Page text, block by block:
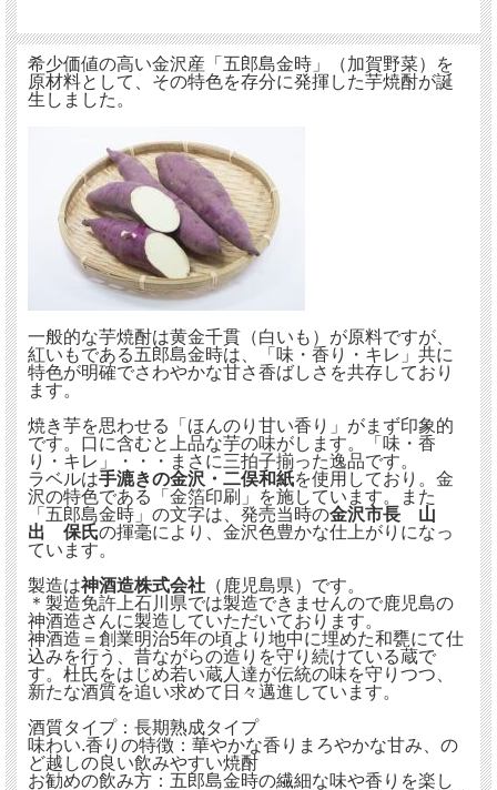
希少価値の高い金沢産「五郎島金時」（加賀野菜）を
原材料として、その特色を存分に発揮した芋焼酎が誕
生しました。
一般的な芋焼酎は黄金千貫（白いも）が原料ですが、
紅いもである五郎島金時は、「味・香り・キレ」共に
特色が明確でさわやかな甘さ香ばしさを共存しており
ます。
焼き芋を思わせる「ほんのり甘い香り」がまず印象的
です。口に含むと上品な芋の味がします。「味・香
り・キレ」・・・まさに三拍子揃った逸品です。
ラベルは手漉きの金沢・二俣和紙を使用しており。金
沢の特色である「金箔印刷」を施しています。また
「五郎島金時」の文字は、発売当時の金沢市長 山
出 保氏の揮毫により、金沢色豊かな仕上がりになっ
ています。
製造は神酒造株式会社 （鹿児島県）です。
＊製造免許上石川県では製造できませんので鹿児島の
神酒造さんに製造していただいております。
神酒造＝創業明治5年の頃より地中に埋めた和甕にて仕
込みを行う、昔ながらの造りを守り続けている蔵で
す。杜氏をはじめ若い蔵人達が伝統の味を守りつつ、
新たな酒質を追い求めて日々邁進しています。
酒質タイプ：長期熟成タイプ
味わい.香りの特徴：華やかな香りまろやかな甘み、の
ど越しの良い飲みやすい焼酎
お勧めの飲み方：五郎島金時の繊細な味や香りを楽し